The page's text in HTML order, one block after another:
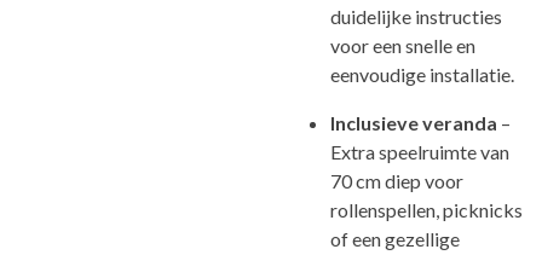
duidelijke instructies
voor een snelle en
eenvoudige installatie.
Inclusieve veranda –
Extra speelruimte van
70 cm diep voor
rollenspellen, picknicks
of een gezellige